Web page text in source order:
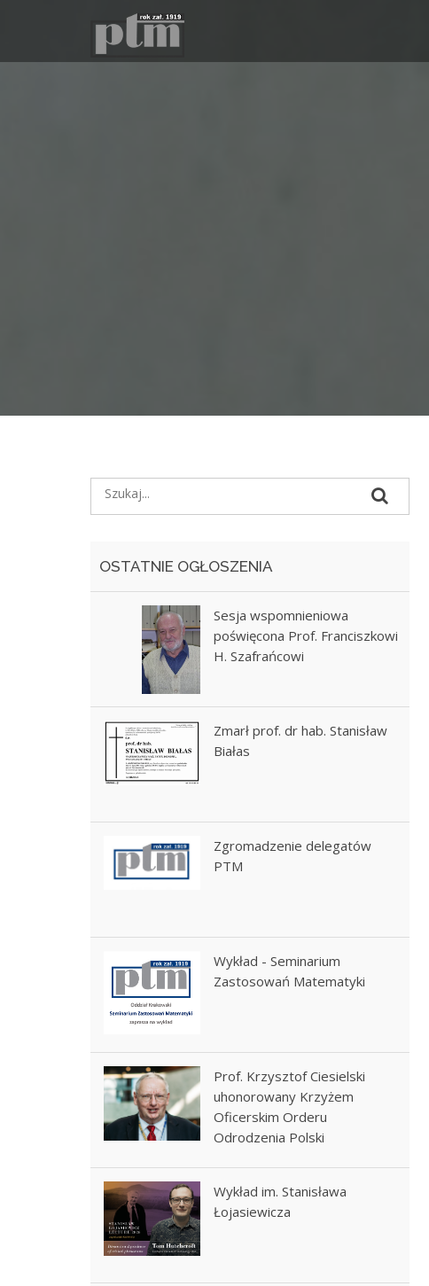
OSTATNIE OGŁOSZENIA
Sesja wspomnieniowa
poświęcona Prof. Franciszkowi
H. Szafrańcowi
Zmarł prof. dr hab. Stanisław
Białas
Zgromadzenie delegatów
PTM
Wykład - Seminarium
Zastosowań Matematyki
Prof. Krzysztof Ciesielski
uhonorowany Krzyżem
Oficerskim Orderu
Odrodzenia Polski
Wykład im. Stanisława
Łojasiewicza